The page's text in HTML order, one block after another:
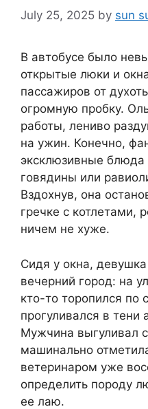
July 25, 2025 by sun
В автобусе было
открытые люки и
пассажиров от
огромную пробку.
работы, лениво
на ужин. Конечно,
эксклюзивные
говядины или
Вздохнув, она
гречке с котлетами,
ничем не хуже.
Сидя у окна,
вечерний город: на
кто-то торопился по
прогуливался в
Мужчина выгуливал
машинально
ветеринаром уже
определить породу
ее лаю.